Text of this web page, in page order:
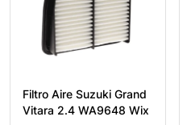
Filtro Aire Suzuki Grand
Vitara 2.4 WA9648 Wix